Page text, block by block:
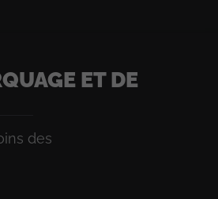
ET DE
des